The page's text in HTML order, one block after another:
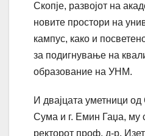
Скопје, развојот на
новите простори на
кампус, како и
за подигнување на
образование на УНМ.
И двајцата уметници од
Сума и г. Емин Гаџа, му
ректорот проф. д-р.